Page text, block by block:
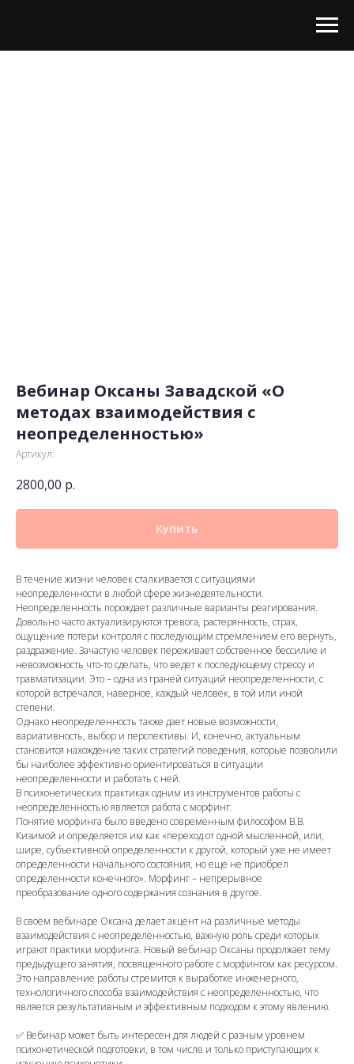
Вебинар Оксаны Завадской «О
методах взаимодействия с
неопределенностью»
Артикул:
2800,00 р.
Купить
В течение жизни человек сталкивается с ситуациями
неопределенности в любой сфере жизнедеятельности.
Неопределенность порождает различные варианты реагирования.
Довольно часто актуализируются тревога, растерянность, страх,
ощущение потери контроля с последующим стремлением его вернуть,
раздражение. Зачастую человек переживает собственное бессилие и
невозможность что-то сделать, что ведет к последующему стрессу и
травматизации. Это – одна из граней ситуаций неопределенности, с
которой встречался, наверное, каждый человек, в той или иной
степени.
Однако неопределенность также дает новые возможности,
вариативность, выбор и перспективы. И, конечно, актуальным
становится нахождение таких стратегий поведения, которые позволили
бы наиболее эффективно ориентироваться в ситуации
неопределенности и работать с ней.
В психонетических практиках одним из инструментов работы с
неопределенностью является работа с морфинг.
Понятие морфинга было введено современным философом В.В.
Кизимой и определяется им как «переход от одной мысленной, или,
шире, субъективной определенности к другой, который уже не имеет
определенности начального состояния, но еще не приобрел
определенности конечного». Морфинг – непрерывное
преобразование одного содержания сознания в другое.
В своем вебинаре Оксана делает акцент на различные методы
взаимодействия с неопределенностью, важную роль среди которых
играют практики морфинга. Новый вебинар Оксаны продолжает тему
предыдущего занятия, посвященного работе с морфингом как ресурсом.
Это направление работы стремится к выработке инженерного,
технологичного способа взаимодействия с неопределенностью, что
является результативным и эффективным подходом к этому явлению.
✅ Вебинар может быть интересен для людей с разным уровнем
психонетической подготовки, в том числе и только приступающих к